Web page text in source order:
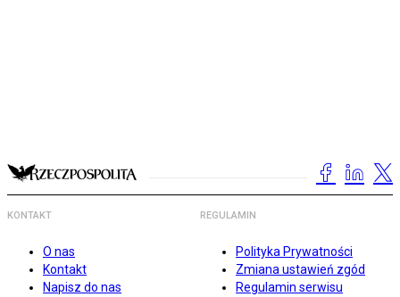
KONTAKT
O nas
Kontakt
Napisz do nas
REGULAMIN
Polityka Prywatności
Zmiana ustawień zgód
Regulamin serwisu